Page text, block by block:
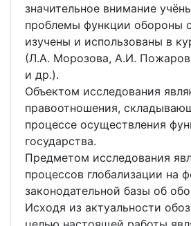
значительное внимание
проблемы функции обороны
изучены и использованы в
(Л.А. Морозова, А.И.
и др.).
Объектом исследования
правоотношения,
процессе осуществления
государства.
Предметом исследования
процессов глобализации на
законодательной базы об
Исходя из актуальности